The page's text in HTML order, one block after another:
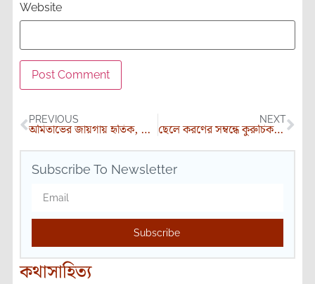
Website
PREVIOUS
অমিতাভের জায়গায় হৃতিক, হেমার ভূমিকায় অনুষ্কা!
NEXT
ছেলে করণের সম্বন্ধে কুরুচিকর মন্তব্য শুনে ক্ষুব্ধ সানি দেওল
Subscribe To Newsletter
Subscribe
কথাসাহিত্য